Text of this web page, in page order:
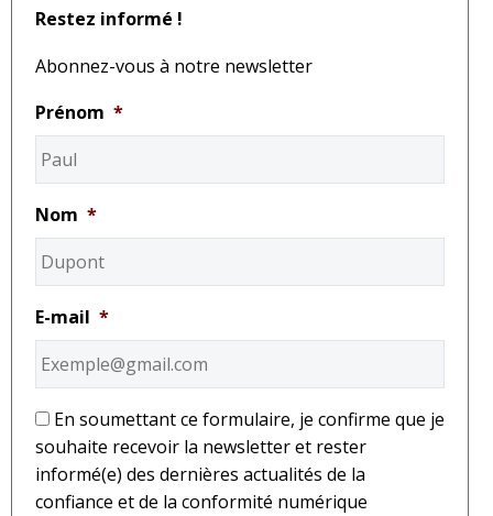
Restez informé !
Abonnez-vous à notre newsletter
Prénom *
Nom *
E-mail *
* En soumettant ce formulaire, je confirme que je
souhaite recevoir la newsletter et rester
informé(e) des dernières actualités de la
confiance et de la conformité numérique